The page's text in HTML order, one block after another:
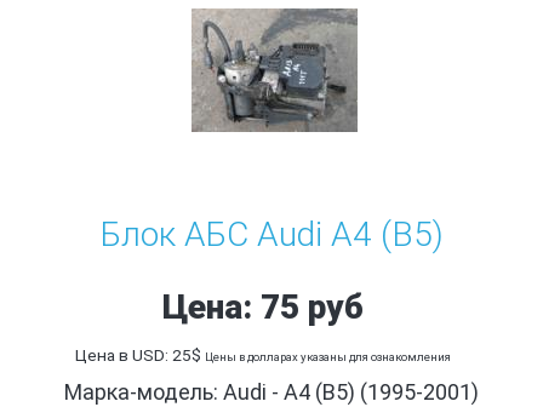
Блок АБС Audi A4 (B5)
Цена: 75 руб
Цена в USD: 25$ Цены в долларах указаны для ознакомления
Марка-модель: Audi - A4 (B5) (1995-2001)